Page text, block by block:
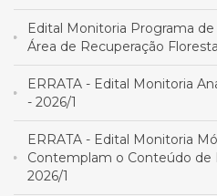
Edital Monitoria Programa
Área de Recuperação
ERRATA - Edital Monitoria
- 2026/1
ERRATA - Edital Monitoria
Contemplam o Conteúdo de
2026/1